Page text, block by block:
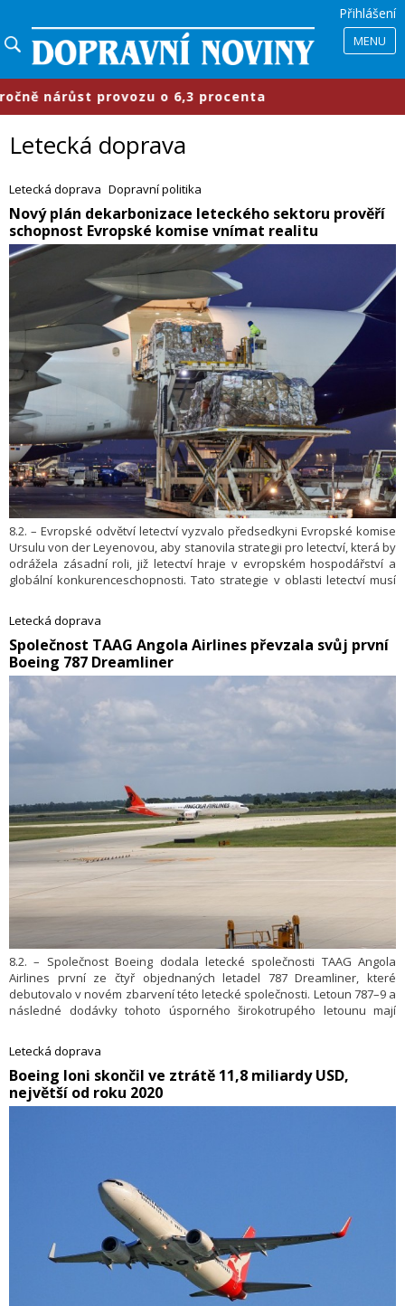
Přihlášení
MENU
6,3 procenta
Letecká doprava
Letecká doprava Dopravní politika
​Nový plán dekarbonizace leteckého sektoru prověří
schopnost Evropské komise vnímat realitu
8.2. – Evropské odvětví letectví vyzvalo předsedkyni Evropské komise
Ursulu von der Leyenovou, aby stanovila strategii pro letectví, která by
odrážela zásadní roli, již letectví hraje v evropském hospodářství a
globální konkurenceschop­nosti. Tato strategie v oblasti letectví musí
odvětví na čistý nulový provoz. Evropské letecké společnosti, letiště,
poskytovatelé letových navigačních služeb a civilní letecký průmysl
proto vypracovali seznam politických doporučení adresovaných
Evropské komisi – spolu s aktualizací svého stěžejního plánu
dekarbonizace Cíl 2050 – Cesta k nulovému podílu evropského letectví
(Destination 2050 — A Route to Net Zero European Aviation).
Letecká doprava
​Společnost TAAG Angola Airlines převzala svůj první
Boeing 787 Dreamliner
8.2. – Společnost Boeing dodala letecké společnosti TAAG Angola
Airlines první ze čtyř objednaných letadel 787 Dreamliner, které
debutovalo v novém zbarvení této letecké společnosti. Letoun 787–9 a
následné dodávky tohoto úsporného širokotrupého letounu mají
dálkových letů a mají přivést do Angoly více cestujících a obchodu
s nejmodernějším komerčním letadlem v oboru. Uvedla to
společnost Boeing
Letecká doprava
​Boeing loni skončil ve ztrátě 11,8 miliardy USD,
největší od roku 2020